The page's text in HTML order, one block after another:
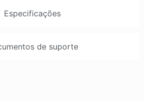
Especificações
de suporte